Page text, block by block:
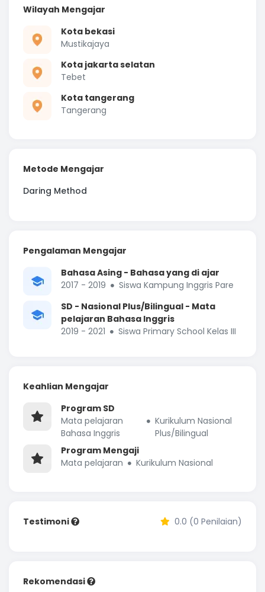
Wilayah Mengajar
Kota bekasi
Mustikajaya
Kota jakarta selatan
Tebet
Kota tangerang
Tangerang
Metode Mengajar
Daring Method
Pengalaman Mengajar
Bahasa Asing - Bahasa yang di ajar
2017 - 2019
Siswa Kampung Inggris Pare
SD - Nasional Plus/Bilingual - Mata
pelajaran Bahasa Inggris
2019 - 2021
Siswa Primary School Kelas III
Keahlian Mengajar
Program SD
Mata pelajaran
Bahasa Inggris
Kurikulum Nasional
Plus/Bilingual
Program Mengaji
Mata pelajaran
Kurikulum Nasional
Testimoni 0.0 (0 Penilaian)
Rekomendasi